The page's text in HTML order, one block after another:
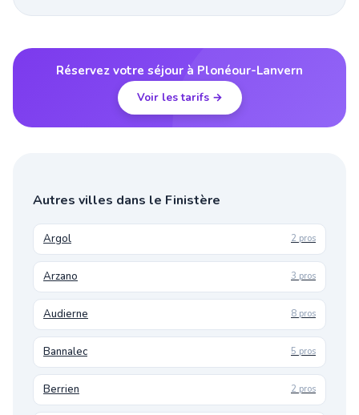
Réservez votre séjour à Plonéour-Lanvern
Voir les tarifs →
Autres villes dans le Finistère
Argol 2 pros
Arzano 3 pros
Audierne 8 pros
Bannalec 5 pros
Berrien 2 pros